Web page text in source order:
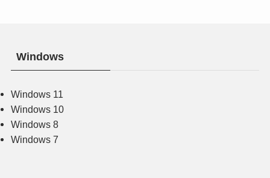
Windows
Windows 11
Windows 10
Windows 8
Windows 7